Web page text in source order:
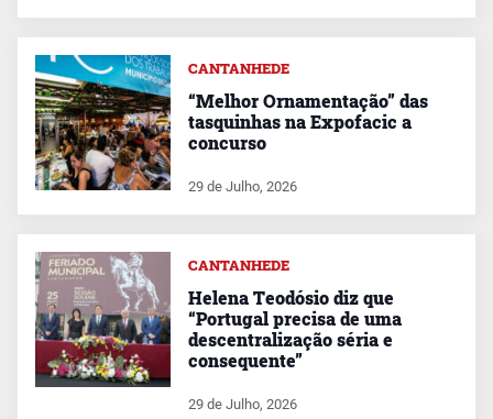
CANTANHEDE
“Melhor Ornamentação” das
tasquinhas na Expofacic a
concurso
29 de Julho, 2026
CANTANHEDE
Helena Teodósio diz que
“Portugal precisa de uma
descentralização séria e
consequente”
29 de Julho, 2026